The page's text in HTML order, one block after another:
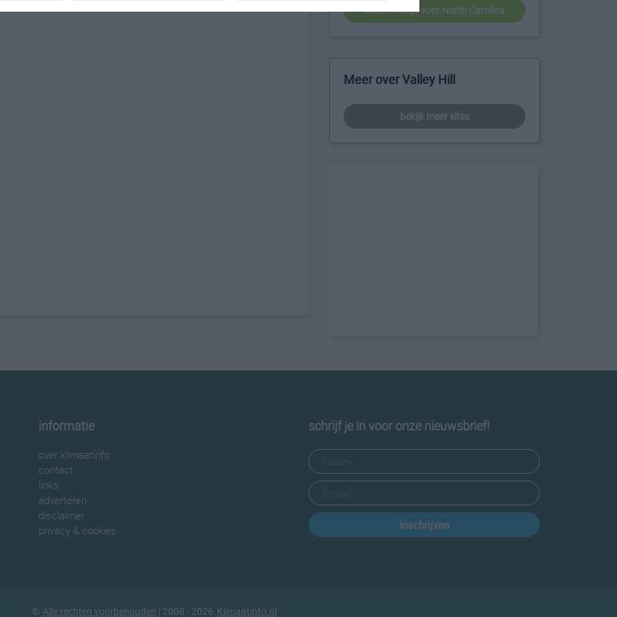
beste reistijd voor North Carolina
Meer over Valley Hill
bekijk meer sites
informatie
over klimaatinfo
contact
links
adverteren
disclaimer
privacy & cookies
schrijf je in voor onze nieuwsbrief!
Inschrijven
© Alle rechten voorbehouden | 2008 - 2026 Klimaatinfo.nl